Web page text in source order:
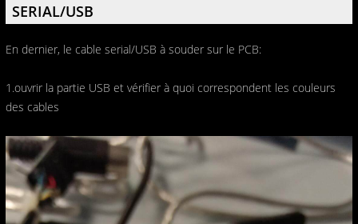
SERIAL/USB
En dernier, le cable serial/USB à souder sur le PCB:
1.ouvrir la partie USB et vérifier à quoi correspondent les couleurs
des cables